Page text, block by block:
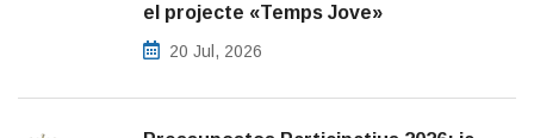
el projecte «Temps Jove»
20 Jul, 2026